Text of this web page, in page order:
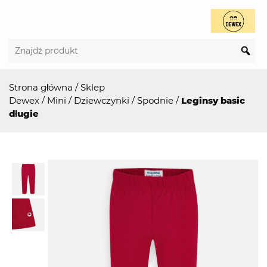
Strona główna /Sklep
Dewex / Mini / Dziewczynki /Spodnie / Leginsy basic
długie